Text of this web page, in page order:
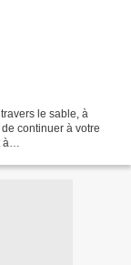
le sable, à
continuer à votre
à